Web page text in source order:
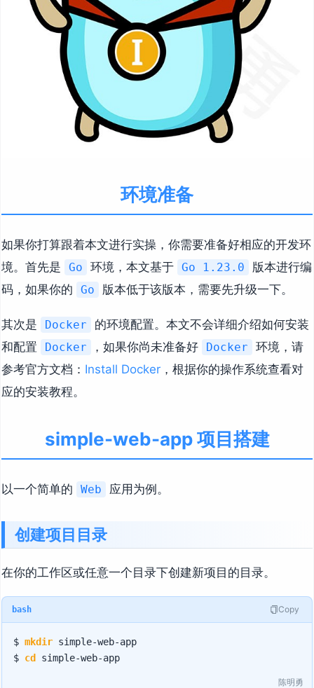
环境准备
如果你打算跟着本文进行实操，你需要准备好相应的开发环
境。首先是
Go 环境，本文基于 Go 1.23.0
版本进行编
码，如果你的
Go 版本低于该版本，需要先升级一下。
其次是 Docker
的环境配置。本文不会详细介绍如何安装
和配置
Docker ，如果你尚未准备好 Docker
环境，请
参考官方文档： Install Docker ，根据你的操作系统查看对
应的安装教程。
simple-web-app 项目搭建
以一个简单的 Web 应用为例。
创建项目目录
在你的工作区或任意一个目录下创建新项目的目录。
bash Copy
$ mkdir simple-web-app
$ cd
陈明勇